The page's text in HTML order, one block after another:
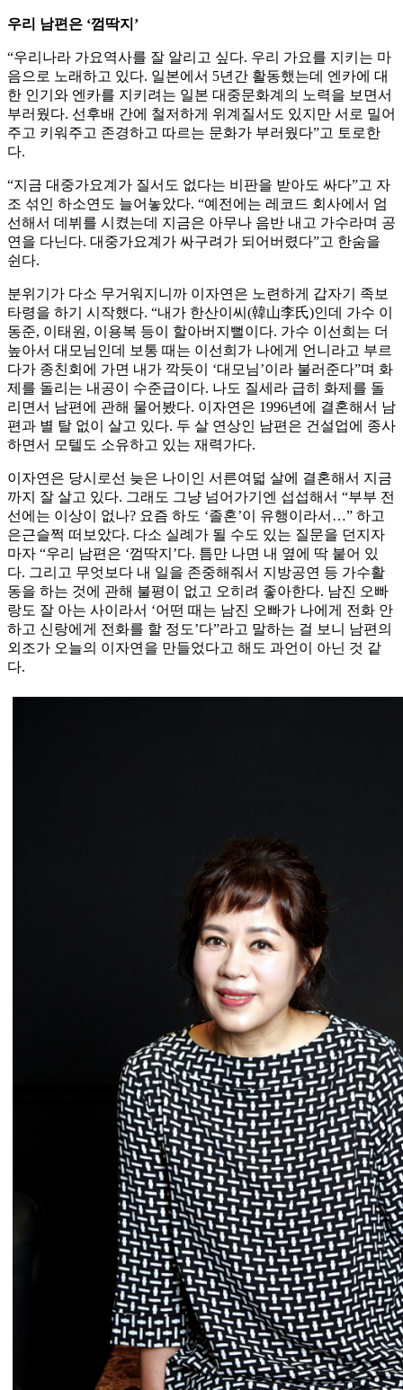
우리 남편은 ‘껌딱지’
“우리나라 가요역사를 잘 알리고 싶다. 우리 가요를 지키는 마
음으로 노래하고 있다. 일본에서 5년간 활동했는데 엔카에 대
한 인기와 엔카를 지키려는 일본 대중문화계의 노력을 보면서
부러웠다. 선후배 간에 철저하게 위계질서도 있지만 서로 밀어
주고 키워주고 존경하고 따르는 문화가 부러웠다”고 토로한
다.
“지금 대중가요계가 질서도 없다는 비판을 받아도 싸다”고 자
조 섞인 하소연도 늘어놓았다. “예전에는 레코드 회사에서 엄
선해서 데뷔를 시켰는데 지금은 아무나 음반 내고 가수라며 공
연을 다닌다. 대중가요계가 싸구려가 되어버렸다”고 한숨을
쉰다.
분위기가 다소 무거워지니까 이자연은 노련하게 갑자기 족보
타령을 하기 시작했다. “내가 한산이씨(韓山李氏)인데 가수 이
동준, 이태원, 이용복 등이 할아버지뻘이다. 가수 이선희는 더
높아서 대모님인데 보통 때는 이선희가 나에게 언니라고 부르
다가 종친회에 가면 내가 깍듯이 ‘대모님’이라 불러준다”며 화
제를 돌리는 내공이 수준급이다. 나도 질세라 급히 화제를 돌
리면서 남편에 관해 물어봤다. 이자연은 1996년에 결혼해서 남
편과 별 탈 없이 살고 있다. 두 살 연상인 남편은 건설업에 종사
하면서 모텔도 소유하고 있는 재력가다.
이자연은 당시로선 늦은 나이인 서른여덟 살에 결혼해서 지금
까지 잘 살고 있다. 그래도 그냥 넘어가기엔 섭섭해서 “부부 전
선에는 이상이 없나? 요즘 하도 ‘졸혼’이 유행이라서…” 하고
은근슬쩍 떠보았다. 다소 실례가 될 수도 있는 질문을 던지자
마자 “우리 남편은 ‘껌딱지’다. 틈만 나면 내 옆에 딱 붙어 있
다. 그리고 무엇보다 내 일을 존중해줘서 지방공연 등 가수활
동을 하는 것에 관해 불평이 없고 오히려 좋아한다. 남진 오빠
랑도 잘 아는 사이라서 ‘어떤 때는 남진 오빠가 나에게 전화 안
하고 신랑에게 전화를 할 정도’다”라고 말하는 걸 보니 남편의
외조가 오늘의 이자연을 만들었다고 해도 과언이 아닌 것 같
다.